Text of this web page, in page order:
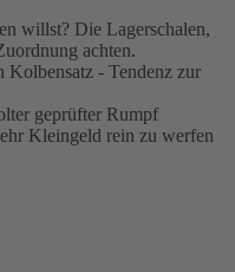
willst? Die Lagerschalen,
achten.
Kolbensatz - Tendenz zur
geprüfter Rumpf
Kleingeld rein zu werfen